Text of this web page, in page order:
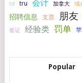
td
tru 会计 加拿大 域
招聘信息
支票 朋友
签证 经验类 罚单
Popular